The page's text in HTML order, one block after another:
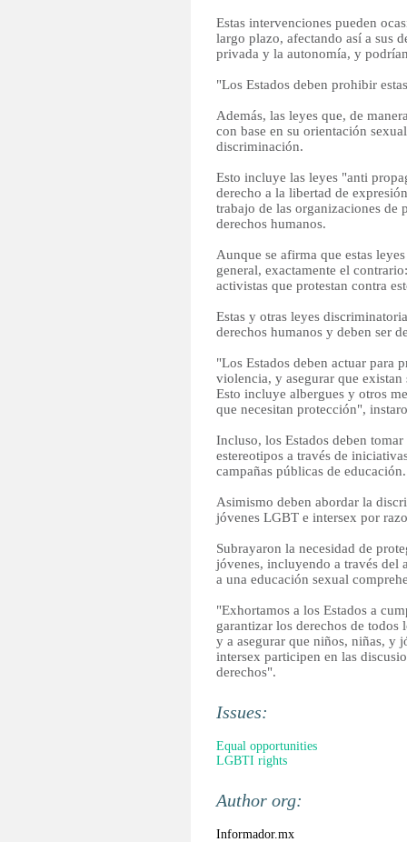
Estas intervenciones pueden
largo plazo, afectando así a sus
privada y la autonomía, y
"Los Estados deben prohibir
Además, las leyes que, de
con base en su orientación
discriminación.
Esto incluye las leyes "anti
derecho a la libertad de
trabajo de las organizaciones de
derechos humanos.
Aunque se afirma que estas
general, exactamente el
activistas que protestan contra
Estas y otras leyes
derechos humanos y deben ser
"Los Estados deben actuar para
violencia, y asegurar que
Esto incluye albergues y otros
que necesitan protección",
Incluso, los Estados deben
estereotipos a través de
campañas públicas de educación.
Asimismo deben abordar la
jóvenes LGBT e intersex por
Subrayaron la necesidad de
jóvenes, incluyendo a través del
a una educación sexual
"Exhortamos a los Estados a
garantizar los derechos de
y a asegurar que niños, niñas, y
intersex participen en las
derechos".
Issues:
Equal opportunities
LGBTI rights
Author org:
Informador.mx